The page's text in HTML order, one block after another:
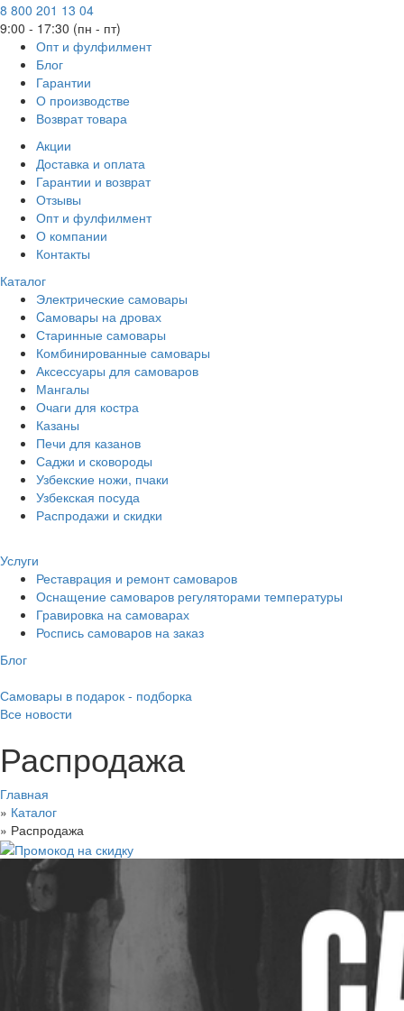
8 800 201 13 04
9:00 - 17:30 (пн - пт)
Опт и фулфилмент
Блог
Гарантии
О производстве
Возврат товара
Акции
Доставка и оплата
Гарантии и возврат
Отзывы
Опт и фулфилмент
О компании
Контакты
Каталог
Электрические самовары
Cамовары на дровах
Старинные самовары
Комбинированные самовары
Аксессуары для самоваров
Мангалы
Очаги для костра
Казаны
Печи для казанов
Саджи и сковороды
Узбекские ножи, пчаки
Узбекская посуда
Распродажи и скидки
Услуги
Реставрация и ремонт самоваров
Оснащение самоваров регуляторами температуры
Гравировка на самоварах
Роспись самоваров на заказ
Блог
Самовары в подарок - подборка
Все новости
Распродажа
Главная
» Каталог
» Распродажа